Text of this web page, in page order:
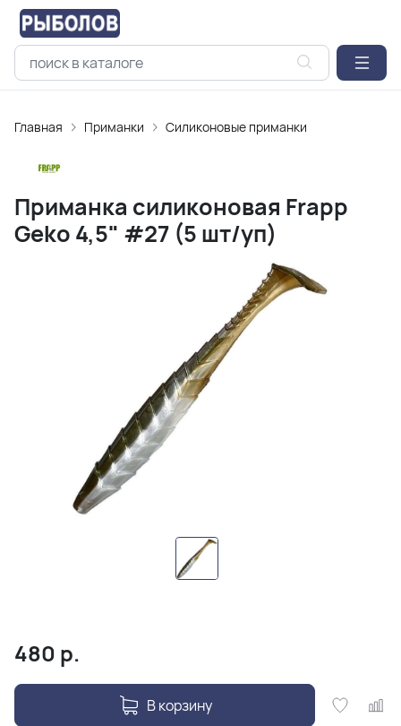
Главная Приманки Силиконовые приманки
Приманка силиконовая Frapp
Geko 4,5" #27 (5 шт/уп)
480 р.
В корзину